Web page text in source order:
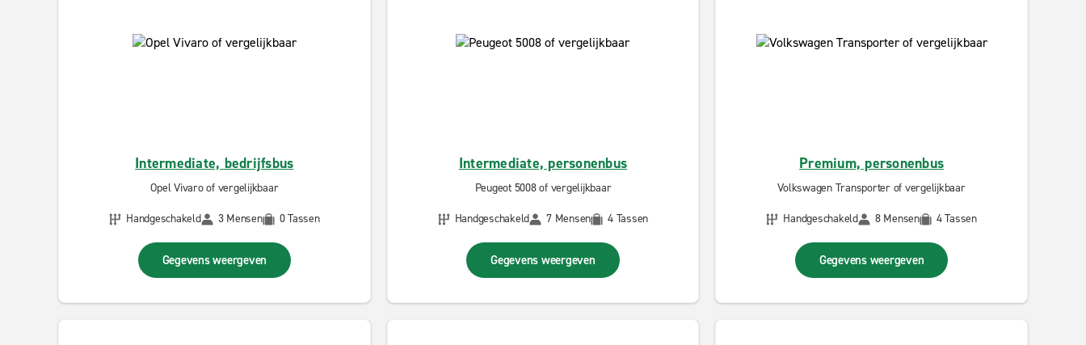
Intermediate, bedrijfsbus
Opel Vivaro of vergelijkbaar
Handgeschakeld
3 Mensen 0 Tassen
Gegevens weergeven
Intermediate, personenbus
Peugeot 5008 of vergelijkbaar
Handgeschakeld
7 Mensen 4 Tassen
Gegevens weergeven
Premium, personenbus
Volkswagen Transporter of vergelijkbaar
Handgeschakeld
8 Mensen 4 Tassen
Gegevens weergeven